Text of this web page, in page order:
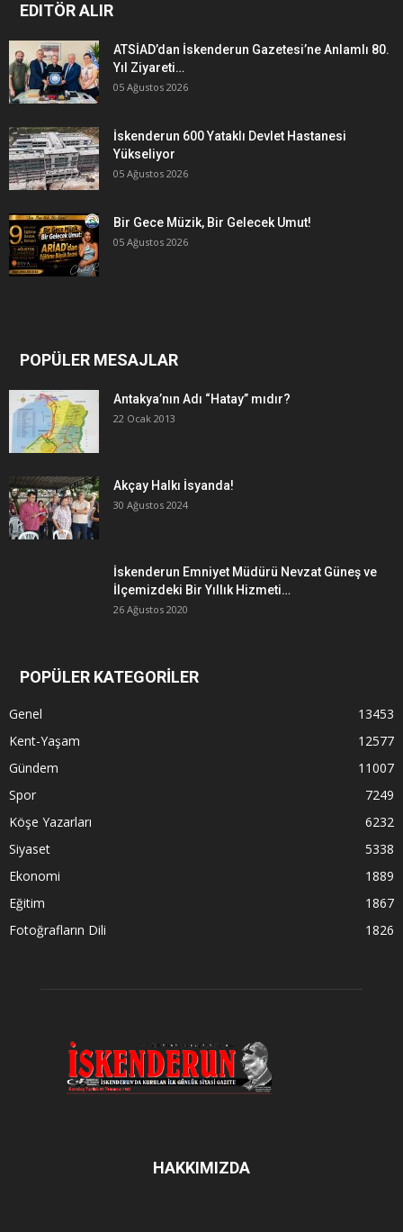
EDITÖR ALIR
ATSİAD’dan İskenderun Gazetesi’ne Anlamlı 80.
Yıl Ziyareti…
05 Ağustos 2026
İskenderun 600 Yataklı Devlet Hastanesi
Yükseliyor
05 Ağustos 2026
Bir Gece Müzik, Bir Gelecek Umut!
05 Ağustos 2026
POPÜLER MESAJLAR
Antakya’nın Adı “Hatay” mıdır?
22 Ocak 2013
Akçay Halkı İsyanda!
30 Ağustos 2024
İskenderun Emniyet Müdürü Nevzat Güneş ve
İlçemizdeki Bir Yıllık Hizmeti…
26 Ağustos 2020
POPÜLER KATEGORİLER
Genel
13453
Kent-Yaşam
12577
Gündem
11007
Spor
7249
Köşe Yazarları
6232
Siyaset
5338
Ekonomi
1889
Eğitim
1867
Fotoğrafların Dili
1826
HAKKIMIZDA